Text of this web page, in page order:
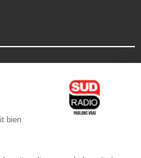
l'application